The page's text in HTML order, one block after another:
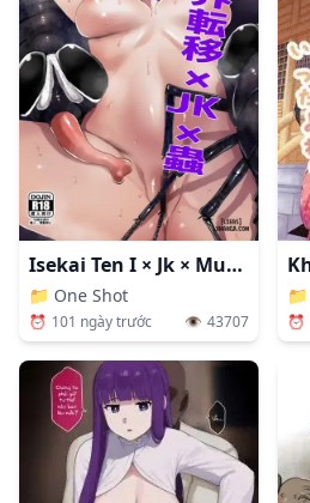
Isekai Ten I × Jk × Mushi
📁 One Shot
⏰ 101 ngày trước 👁️ 43707
📁
⏰